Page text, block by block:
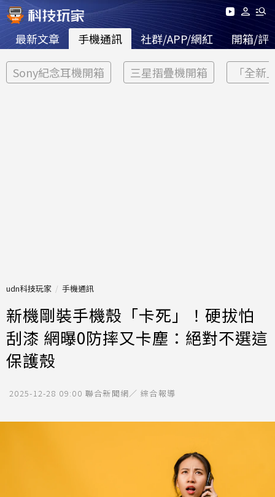
最新文章 手機通訊 社群/APP/網紅 開箱/評
Sony紀念耳機開箱 三星摺疊機開箱 「全新
udn科技玩家 手機通訊
新機剛裝手機殼「卡死」！硬拔怕
刮漆 網曝0防摔又卡塵：絕對不選這
保護殼
2025-12-28 09:00 聯合新聞網／ 綜合報導